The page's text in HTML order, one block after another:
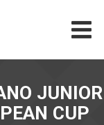
JUNIOR
CUP